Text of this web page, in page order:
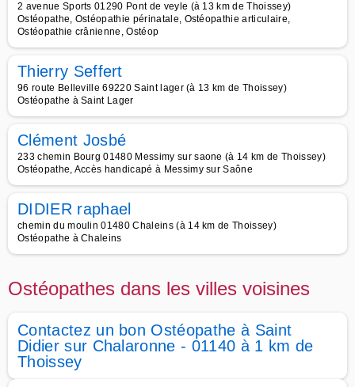
2 avenue Sports 01290 Pont de veyle (à 13 km de Thoissey)
Ostéopathe, Ostéopathie périnatale, Ostéopathie articulaire,
Ostéopathie crânienne, Ostéop
Thierry Seffert
96 route Belleville 69220 Saint lager (à 13 km de Thoissey)
Ostéopathe à Saint Lager
Clément Josbé
233 chemin Bourg 01480 Messimy sur saone (à 14 km de Thoissey)
Ostéopathe, Accès handicapé à Messimy sur Saône
DIDIER raphael
chemin du moulin 01480 Chaleins (à 14 km de Thoissey)
Ostéopathe à Chaleins
Ostéopathes dans les villes voisines
Contactez un bon Ostéopathe à Saint
Didier sur Chalaronne - 01140 à 1 km de
Thoissey